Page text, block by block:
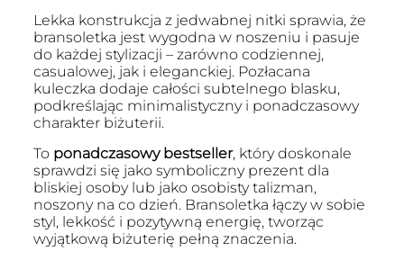
Lekka konstrukcja z jedwabnej nitki sprawia, że
bransoletka jest wygodna w noszeniu i pasuje
do każdej stylizacji – zarówno codziennej,
casualowej, jak i eleganckiej. Pozłacana
kuleczka dodaje całości subtelnego blasku,
podkreślając minimalistyczny i ponadczasowy
charakter biżuterii.
To ponadczasowy bestseller, który doskonale
sprawdzi się jako symboliczny prezent dla
bliskiej osoby lub jako osobisty talizman,
noszony na co dzień. Bransoletka łączy w sobie
styl, lekkość i pozytywną energię, tworząc
wyjątkową biżuterię pełną znaczenia.